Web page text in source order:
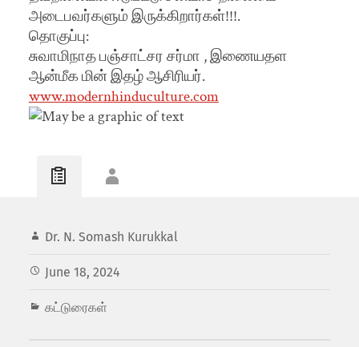
அடைபவர்களும் இருக்கிறார்கள்!!!.
தொகுப்பு:
சுவாமிநாத பஞ்சாட்சர சர்மா , இணையதள
ஆன்மீக மின் இதழ் ஆசிரியர்.
www.modernhinduculture.com
Dr. N. Somash Kurukkal
June 18, 2024
கட்டுரைகள்